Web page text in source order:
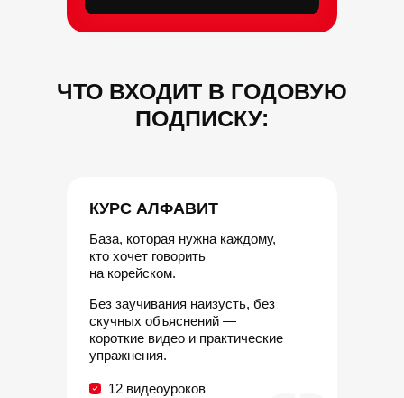
КУРС АЛФАВИТ
База, которая нужна каждому,
кто хочет говорить
на корейском.
Без заучивания наизусть, без
скучных объяснений —
короткие видео и практические
упражнения.
12 видеоуроков
ЧТО ВХОДИТ В ГОДОВУЮ
ПОДПИСКУ: